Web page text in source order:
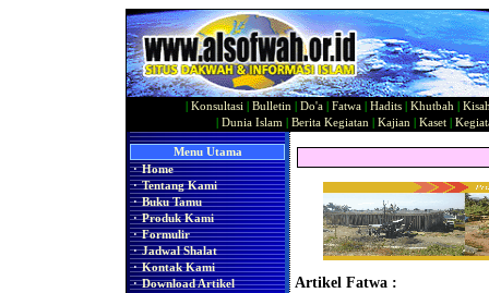
Konsultasi Bulletin Do'a Fatwa Hadits Khutbah
Dunia Islam Berita Kegiatan Kajian Kaset|
Menu Utama
· Home
· Tentang Kami
· Buku Tamu
· Produk Kami
· Formulir
· Jadwal Shalat
· Kontak Kami
· Download Artikel
Artikel Fatwa :